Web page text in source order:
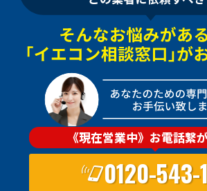
《現在営業中》お電話繋
0120-543-